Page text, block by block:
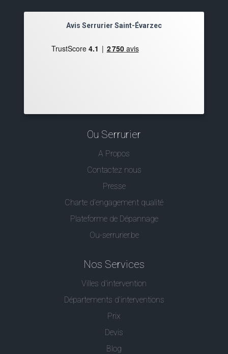
Avis Serrurier Saint-Évarzec
Ou Serrurier
A Propos
Contactez nous
Presse
Charte d’engagement qualité
Plateforme de Dépannage
Ou-serrurier.be
Nos Services
Villes d'intervention
Départements d'interventions
Prix
Devis
Blog